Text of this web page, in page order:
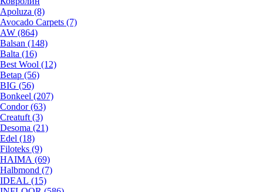
Apoluza (8)
Avocado Carpets (7)
AW (864)
Balsan (148)
Balta (16)
Best Wool (12)
Betap (56)
BIG (56)
Bonkeel (207)
Condor (63)
Creatuft (3)
Desoma (21)
Edel (18)
Filoteks (9)
HAIMA (69)
Halbmond (7)
IDEAL (15)